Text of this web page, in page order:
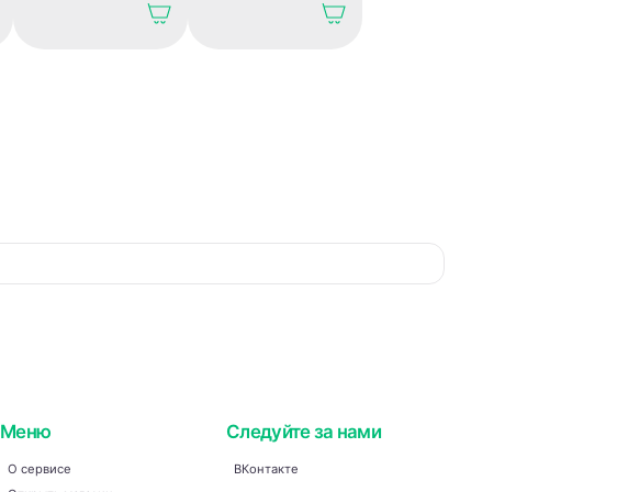
годом. Праздничная
годом. Праздничная
Меню
О сервисе
Следуйте за нами
ВКонтакте